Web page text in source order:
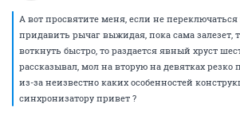
А вот просвятите меня, если не
придавить рычаг выжидая, пока сама залезет,
воткнуть быстро, то раздается явный хруст
рассказывал, мол на вторую на девятках резко
из-за неизвестно каких особенностей
синхронизатору привет ?